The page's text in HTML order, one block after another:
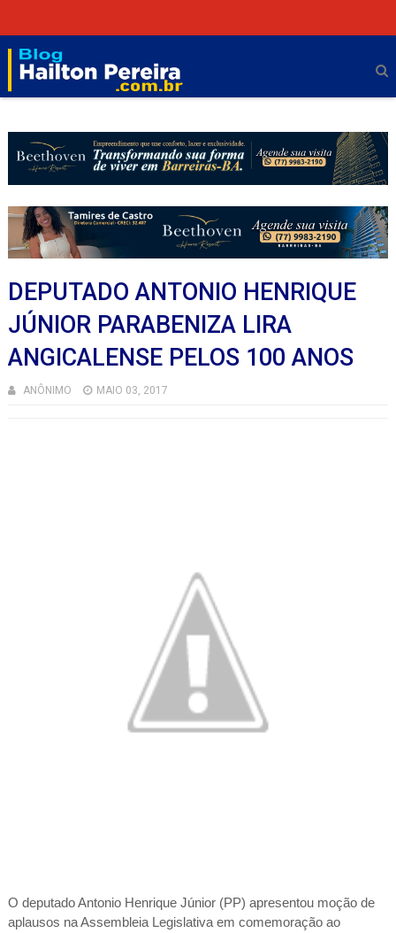
DEPUTADO ANTONIO HENRIQUE
JÚNIOR PARABENIZA LIRA
ANGICALENSE PELOS 100 ANOS
ANÔNIMO MAIO 03, 2017
O deputado Antonio Henrique Júnior (PP) apresentou moção de
aplausos na Assembleia Legislativa em comemoração ao